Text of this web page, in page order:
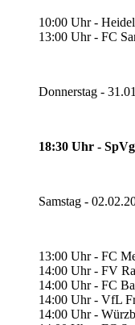
10:00 Uhr -
13:00 Uhr - FC
Donnerstag -
18:30 Uhr -
Samstag -
13:00 Uhr - FC
14:00 Uhr - FV
14:00 Uhr - FC
14:00 Uhr - VfL
14:00 Uhr -